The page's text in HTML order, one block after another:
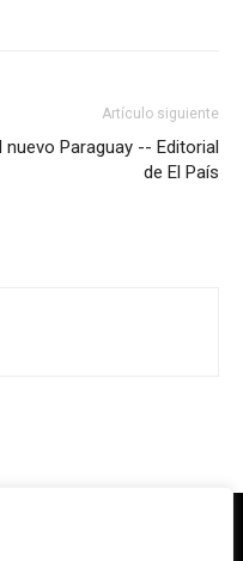
Artículo siguiente
nuevo Paraguay -- Editorial
de El País